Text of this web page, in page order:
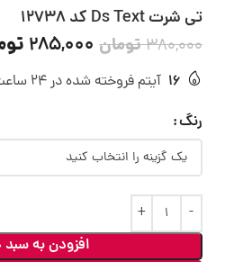
تی شرت Ds Text کد 12738
380,000تومان 285,000
16 آیتم فروخته شده در 24 ساعت
رنگ
افزودن به سبد